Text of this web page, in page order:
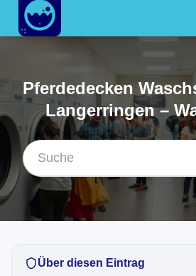
Pferdedecken
Langerringen –
Über diesen Eintrag